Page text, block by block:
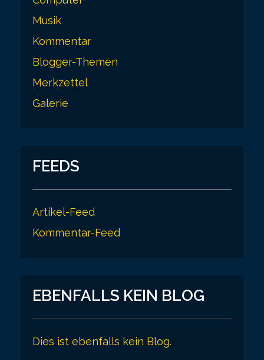
Musik
Kommentar
Blogger-Themen
Merkzettel
Galerie
FEEDS
Artikel-Feed
Kommentar-Feed
EBENFALLS KEIN BLOG
Dies ist ebenfalls kein Blog.